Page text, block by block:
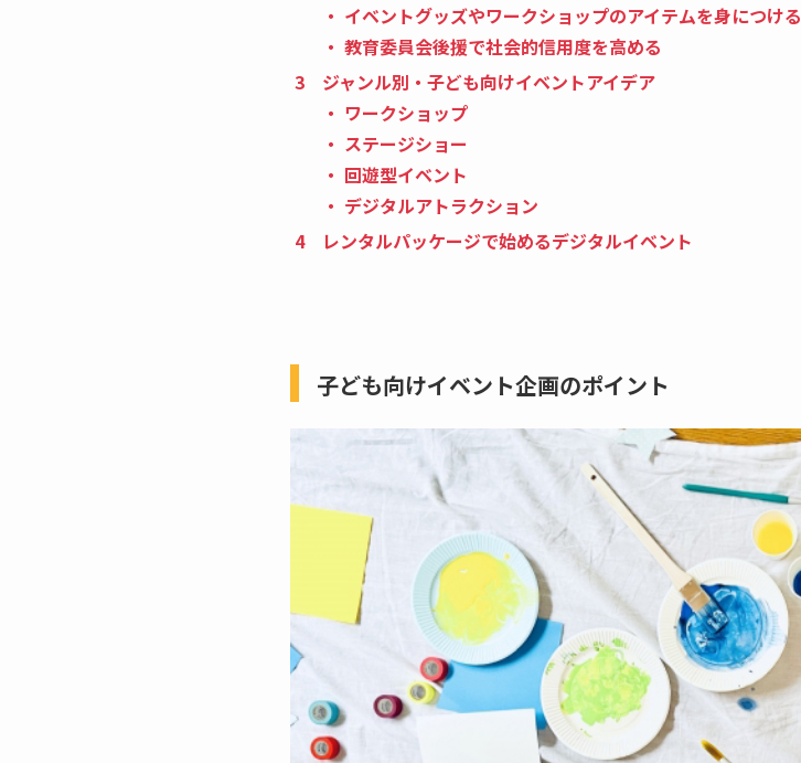
イベントグッズやワークショップのアイテムを身につける
教育委員会後援で社会的信用度を高める
ジャンル別・子ども向けイベントアイデア
ワークショップ
ステージショー
回遊型イベント
デジタルアトラクション
レンタルパッケージで始めるデジタルイベント
子ども向けイベント企画のポイント